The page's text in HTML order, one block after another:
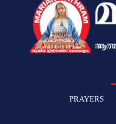
PRAYERS